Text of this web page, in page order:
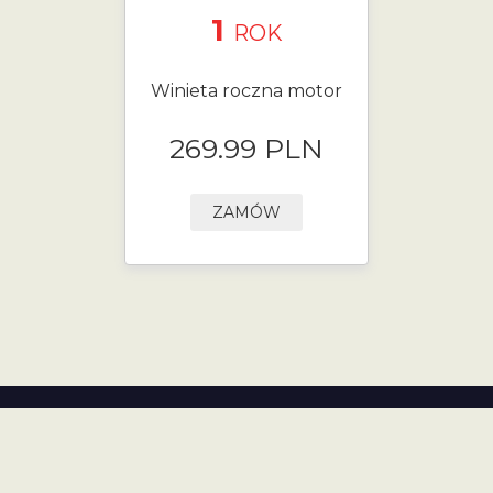
1 ROK
Winieta roczna motor
269.99 PLN
ZAMÓW